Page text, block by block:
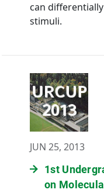
can
stimuli.
JUN 25, 2013
1st
on